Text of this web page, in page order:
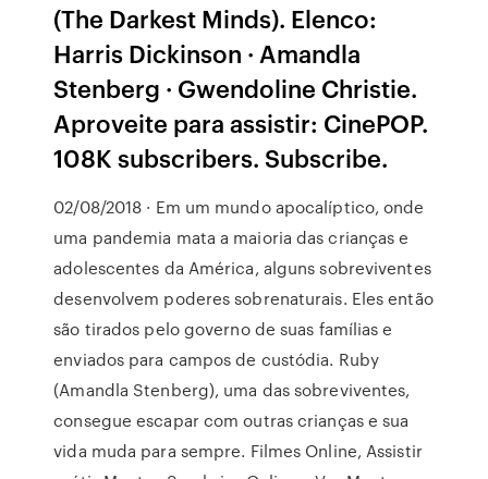
(The Darkest Minds). Elenco:
Harris Dickinson · Amandla
Stenberg · Gwendoline Christie.
Aproveite para assistir: CinePOP.
108K subscribers. Subscribe.
02/08/2018 · Em um mundo apocalíptico, onde
uma pandemia mata a maioria das crianças e
adolescentes da América, alguns sobreviventes
desenvolvem poderes sobrenaturais. Eles então
são tirados pelo governo de suas famílias e
enviados para campos de custódia. Ruby
(Amandla Stenberg), uma das sobreviventes,
consegue escapar com outras crianças e sua
vida muda para sempre. Filmes Online, Assistir